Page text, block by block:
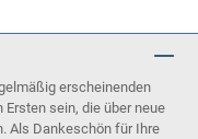
erscheinenden
sein, die über neue
Als Dankeschön für Ihre